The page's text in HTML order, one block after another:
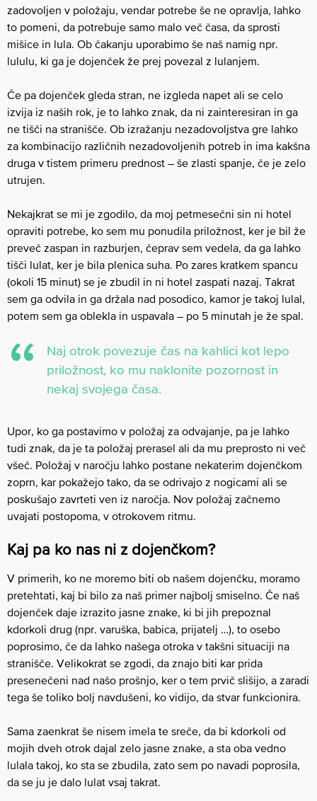
zadovoljen v položaju, vendar potrebe še ne opravlja, lahko
to pomeni, da potrebuje samo malo več časa, da sprosti
mišice in lula. Ob čakanju uporabimo še naš namig npr.
lululu, ki ga je dojenček že prej povezal z lulanjem.
Če pa dojenček gleda stran, ne izgleda napet ali se celo
izvija iz naših rok, je to lahko znak, da ni zainteresiran in ga
ne tišči na stranišče. Ob izražanju nezadovoljstva gre lahko
za kombinacijo različnih nezadovoljenih potreb in ima kakšna
druga v tistem primeru prednost – še zlasti spanje, če je zelo
utrujen.
Nekajkrat se mi je zgodilo, da moj petmesečni sin ni hotel
opraviti potrebe, ko sem mu ponudila priložnost, ker je bil že
preveč zaspan in razburjen, čeprav sem vedela, da ga lahko
tišči lulat, ker je bila plenica suha. Po zares kratkem spancu
(okoli 15 minut) se je zbudil in ni hotel zaspati nazaj. Takrat
sem ga odvila in ga držala nad posodico, kamor je takoj lulal,
potem sem ga oblekla in uspavala – po 5 minutah je že spal.
Naj otrok povezuje čas na kahlici kot lepo
priložnost, ko mu naklonite pozornost in
nekaj svojega časa.
Upor, ko ga postavimo v položaj za odvajanje, pa je lahko
tudi znak, da je ta položaj prerasel ali da mu preprosto ni več
všeč. Položaj v naročju lahko postane nekaterim dojenčkom
zoprn, kar pokažejo tako, da se odrivajo z nogicami ali se
poskušajo zavrteti ven iz naročja. Nov položaj začnemo
uvajati postopoma, v otrokovem ritmu.
Kaj pa ko nas ni z dojenčkom?
V primerih, ko ne moremo biti ob našem dojenčku, moramo
pretehtati, kaj bi bilo za naš primer najbolj smiselno. Če naš
dojenček daje izrazito jasne znake, ki bi jih prepoznal
kdorkoli drug (npr. varuška, babica, prijatelj …), to osebo
poprosimo, če da lahko našega otroka v takšni situaciji na
stranišče. Velikokrat se zgodi, da znajo biti kar prida
presenečeni nad našo prošnjo, ker o tem prvič slišijo, a zaradi
tega še toliko bolj navdušeni, ko vidijo, da stvar funkcionira.
Sama zaenkrat še nisem imela te sreče, da bi kdorkoli od
mojih dveh otrok dajal zelo jasne znake, a sta oba vedno
lulala takoj, ko sta se zbudila, zato sem po navadi poprosila,
da se ju je dalo lulat vsaj takrat.